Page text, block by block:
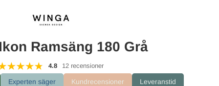
Ramsäng 180 Grå
4.8 12 recensioner
Experten säger Kundrecensioner Leveranstid